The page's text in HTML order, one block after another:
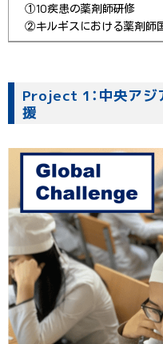
①10疾患の薬剤師研修
②キルギスにおける薬剤師
Project 1：中央アジ
援